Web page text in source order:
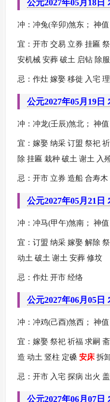
公元2027年05月18日
冲：冲兔(辛卯)煞东； 神
宜：开市 交易 立券 挂匾
安机械 安葬 破土 启钻 除
忌：作灶 嫁娶 移徙 入宅
公元2027年05月19日
冲：冲龙(壬辰)煞北； 神
宜：嫁娶 纳采 订盟 祭祀
除 挂匾 栽种 破土 谢土 入
忌：开市 立券 造船 合寿木
公元2027年05月21日
冲：冲马(甲午)煞南； 神
宜：订盟 纳采 嫁娶 解除
动土 破土 谢土 安葬 修坟
忌：作灶 开市 经络
公元2027年06月05日
冲：冲鸡(己酉)煞西； 神
宜：嫁娶 祭祀 祈福 求嗣
造 动土 竖柱 定磉 安床拆
忌：开市 入宅 探病 出火
公元2027年06月07日